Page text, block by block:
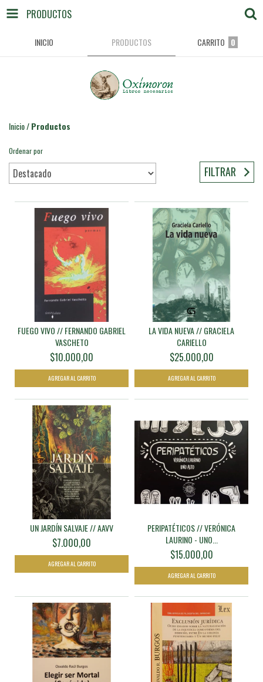
PRODUCTOS
INICIO PRODUCTOS CARRITO 0
Inicio/Productos
Ordenar por
FILTRAR
FUEGO VIVO // FERNANDO GABRIEL
VASCHETO
$10.000,00
LA VIDA NUEVA // GRACIELA
CARIELLO
$25.000,00
UN JARDÍN SALVAJE // AAVV
$7.000,00
PERIPATÉTICOS // VERÓNICA
LAURINO - UNO...
$15.000,00